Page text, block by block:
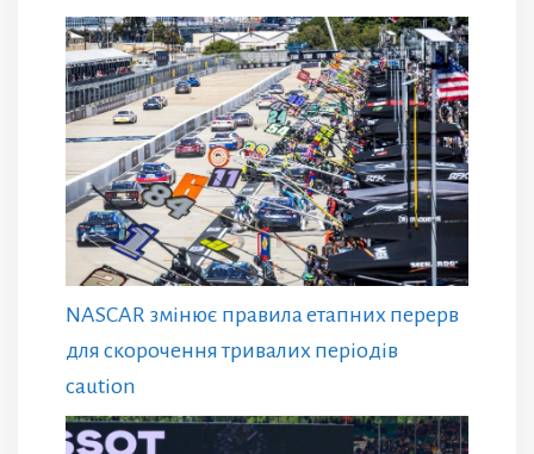
NASCAR змінює правила етапних перерв
для скорочення тривалих періодів
caution